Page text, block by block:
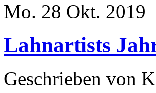
Mo. 28 Okt. 2019
Lahnartists
Geschrieben von